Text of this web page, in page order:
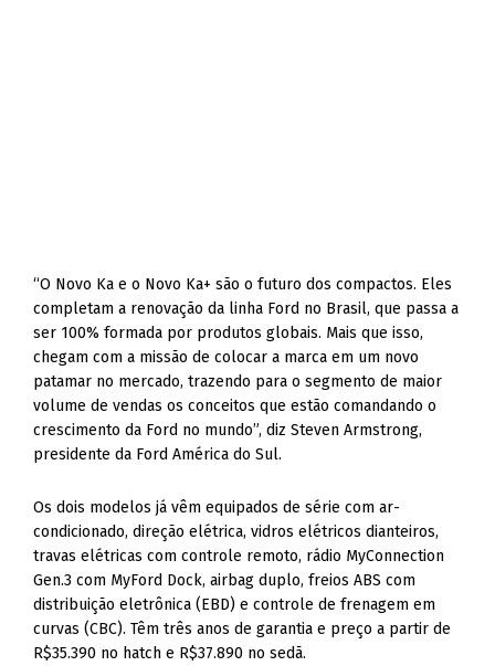
“O Novo Ka e o Novo Ka+ são o futuro dos compactos. Eles
completam a renovação da linha Ford no Brasil, que passa a
ser 100% formada por produtos globais. Mais que isso,
chegam com a missão de colocar a marca em um novo
patamar no mercado, trazendo para o segmento de maior
volume de vendas os conceitos que estão comandando o
crescimento da Ford no mundo”, diz Steven Armstrong,
presidente da Ford América do Sul.
Os dois modelos já vêm equipados de série com ar-
condicionado, direção elétrica, vidros elétricos dianteiros,
travas elétricas com controle remoto, rádio MyConnection
Gen.3 com MyFord Dock, airbag duplo, freios ABS com
distribuição eletrônica (EBD) e controle de frenagem em
curvas (CBC). Têm três anos de garantia e preço a partir de
R$35.390 no hatch e R$37.890 no sedã.